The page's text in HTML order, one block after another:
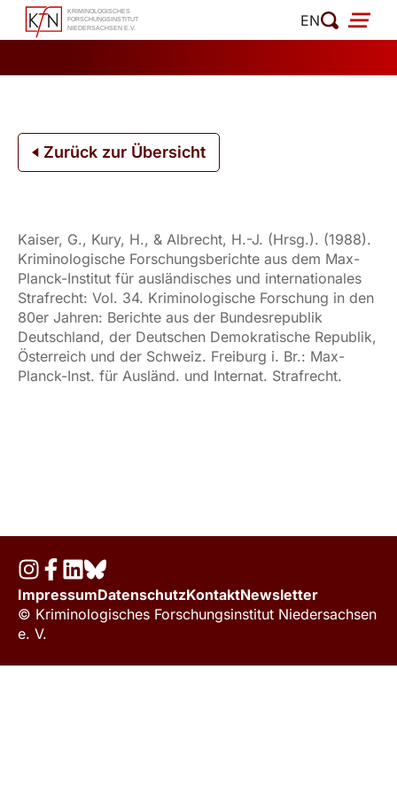
Zum
Inhalt
EN
Zurück zur Übersicht
Kaiser, G., Kury, H., & Albrecht, H.-J. (Hrsg.). (1988).
Kriminologische Forschungsberichte aus dem Max-
Planck-Institut für ausländisches und internationales
Strafrecht: Vol. 34. Kriminologische Forschung in den
80er Jahren: Berichte aus der Bundesrepublik
Deutschland, der Deutschen Demokratische Republik,
Österreich und der Schweiz. Freiburg i. Br.: Max-
Planck-Inst. für Ausländ. und Internat. Strafrecht.
ImpressumDatenschutzKontaktNewsletter
© Kriminologisches Forschungsinstitut Niedersachsen
e. V.